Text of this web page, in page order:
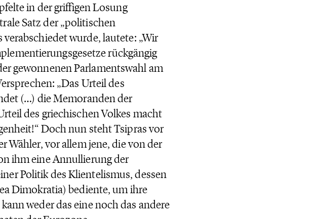
in der griffigen Losung
Satz der „politischen
wurde, lautete: „Wir
rückgängig
gewonnenen Parlamentswahl am
„Das Urteil des
(…) die Memoranden der
des griechischen Volkes macht
Doch nun steht Tsipras vor
Wähler, vor allem jene, die von der
ihm eine Annullierung der
Politik des Klientelismus, dessen
Dimokratia) bediente, um ihre
weder das eine noch das andere